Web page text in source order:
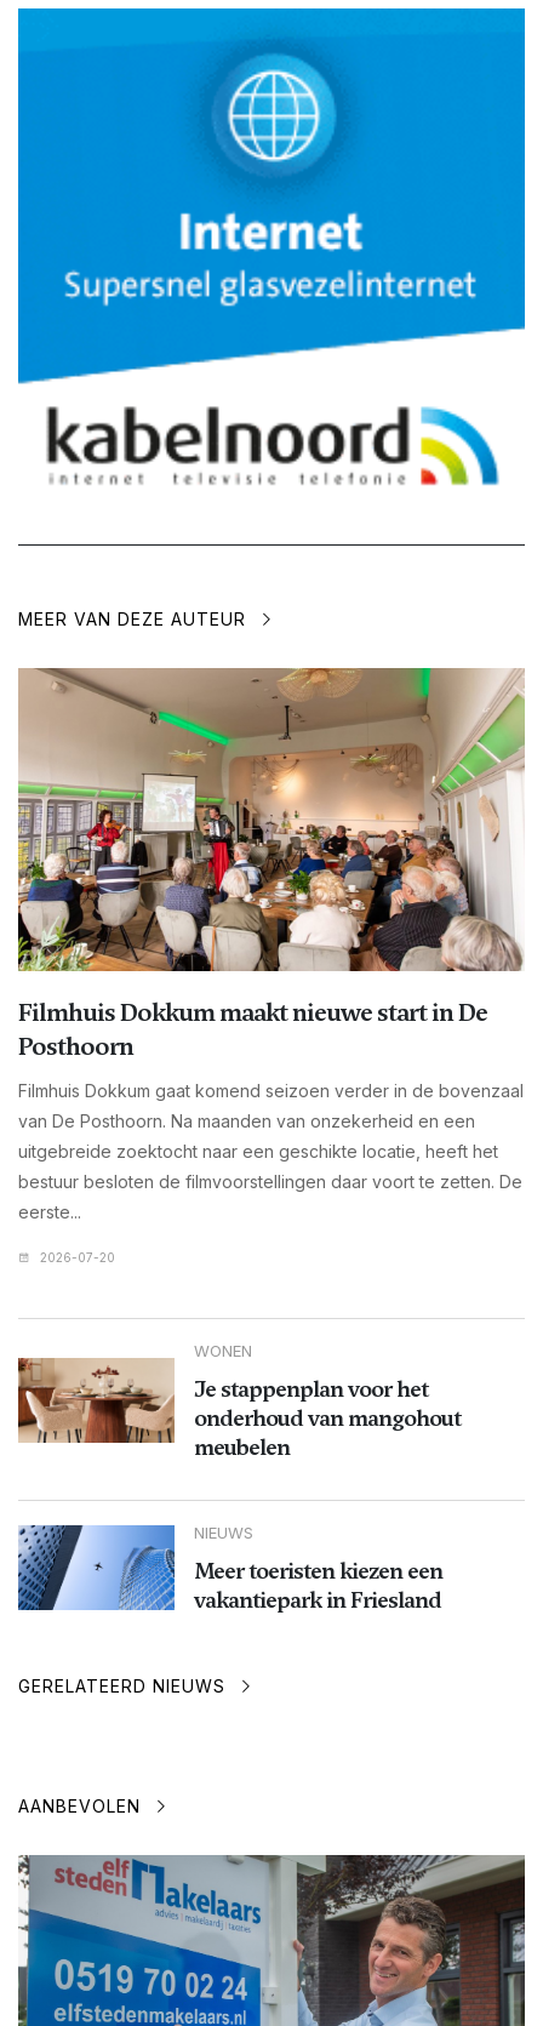
MEER VAN DEZE AUTEUR
Filmhuis Dokkum maakt nieuwe start in De
Posthoorn
Filmhuis Dokkum gaat komend seizoen verder in de bovenzaal
van De Posthoorn. Na maanden van onzekerheid en een
uitgebreide zoektocht naar een geschikte locatie, heeft het
bestuur besloten de filmvoorstellingen daar voort te zetten. De
eerste...
2026-07-20
WONEN
Je stappenplan voor het
onderhoud van mangohout
meubelen
NIEUWS
Meer toeristen kiezen een
vakantiepark in Friesland
GERELATEERD NIEUWS
AANBEVOLEN